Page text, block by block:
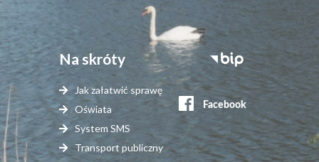
Na skróty
Jak załatwić sprawę
Oświata
System SMS
Transport publiczny
Stopka
serwisy
zewnętrzne